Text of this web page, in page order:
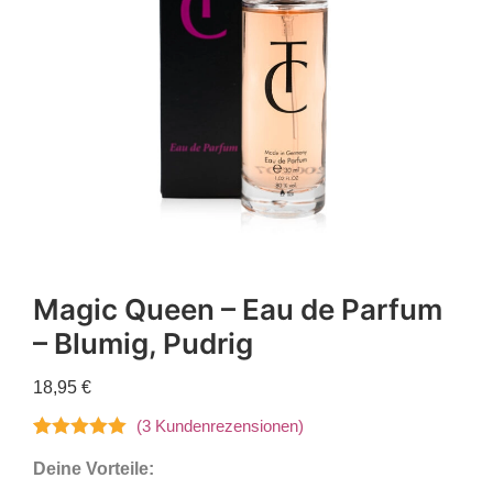
Magic Queen – Eau de Parfum
– Blumig, Pudrig
18,95 €
5.00von 5,
(3 Kundenrezensionen)
Deine Vorteile: